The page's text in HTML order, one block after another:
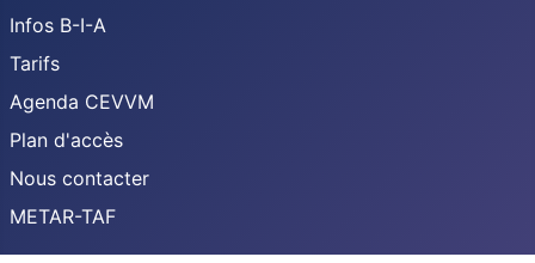
Infos B-I-A
Tarifs
Agenda CEVVM
Plan d'accès
Nous contacter
METAR-TAF